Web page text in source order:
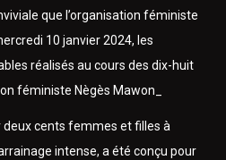
que l’organisation féministe
10 janvier 2024, les
réalisés au cours des dix-huit
féministe Nègès Mawon_
deux cents femmes et filles à
intense, a été conçu pour